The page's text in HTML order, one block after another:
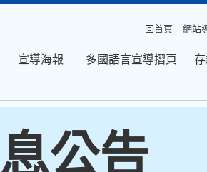
回首頁 網站
宣導海報 多國語言宣導摺頁
公告